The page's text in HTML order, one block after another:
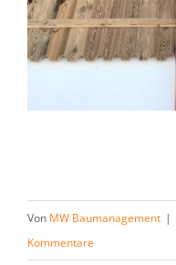
Von MW Baumanagement |
Kommentare